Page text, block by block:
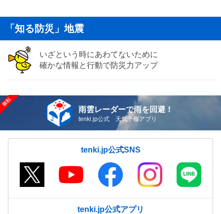
「知る防災」地震
いざという時にあわてないために
確かな情報と行動で防災力アップ
雨雲レーダーで雨を回避！
tenki.jp公式 天気予報アプリ
tenki.jp公式SNS
tenki.jp公式アプリ